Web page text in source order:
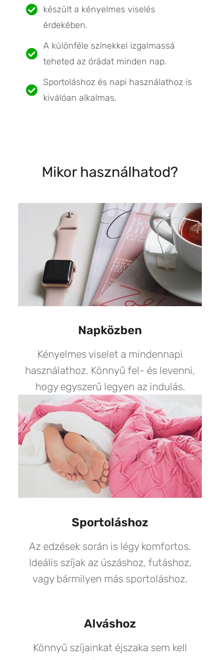
készült a kényelmes viselés
érdekében.
A különféle színekkel izgalmassá
teheted az órádat minden nap.
Sportoláshoz és napi használathoz is
kiválóan alkalmas.
Mikor használhatod?
Napközben
Kényelmes viselet a mindennapi
használathoz. Könnyű fel- és levenni,
hogy egyszerű legyen az indulás.
Sportoláshoz
Az edzések során is légy komfortos.
Ideális szíjak az úszáshoz, futáshoz,
vagy bármilyen más sportoláshoz.
Alváshoz
Könnyű szíjainkat éjszaka sem kell